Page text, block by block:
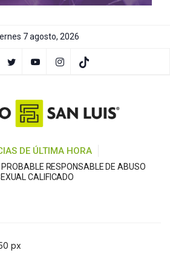
7 agosto, 2026
DE ÚLTIMA HORA
RESPONSABLE DE ABUSO
CALIFICADO
px